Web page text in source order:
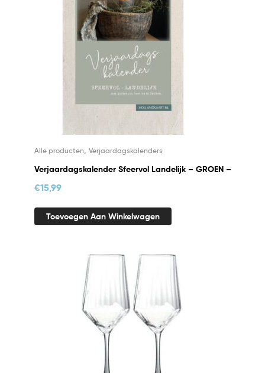
Alle producten Verjaardagskalenders
Verjaardagskalender Sfeervol Landelijk – GROEN –
€15,99
Toevoegen Aan Winkelwagen